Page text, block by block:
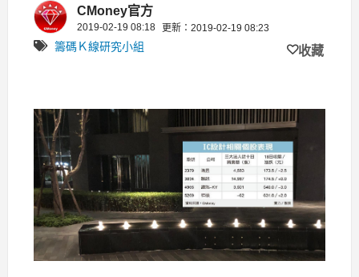
CMoney官方
2019-02-19 08:18 更新：2019-02-19 08:23
籌碼Ｋ線研究小組 收藏